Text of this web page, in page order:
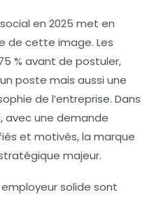
en 2025 met en
de cette image. Les
% avant de postuler,
poste mais aussi une
de l’entreprise. Dans
avec une demande
et motivés, la marque
majeur.
solide sont